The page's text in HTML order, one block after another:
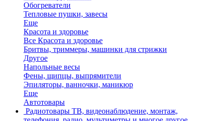
Обогреватели
Тепловые пушки, завесы
Еще
Красота и здоровье
Все Красота и здоровье
Бритвы, триммеры, машинки для стрижки
Другое
Напольные весы
Фены, щипцы, выпрямители
Эпиляторы, ванночки, маникюр
Еще
Автотовары
Радиотовары ТВ, видеонаблюдение, монтаж,